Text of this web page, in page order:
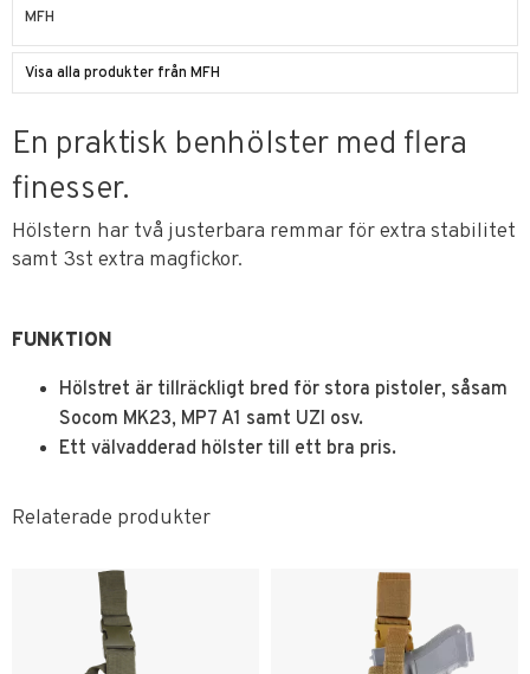
MFH
Visa alla produkter från MFH
En praktisk benhölster med flera
finesser.
Hölstern har två justerbara remmar för extra stabilitet
samt 3st extra magfickor.
FUNKTION
Hölstret är tillräckligt bred för stora pistoler, såsam
Socom MK23, MP7 A1 samt UZI osv.
Ett välvadderad hölster till ett bra pris.
Relaterade produkter